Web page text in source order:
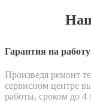
Гарантия на работу
Произведя ремонт
сервисном центре
работы, сроком до 4